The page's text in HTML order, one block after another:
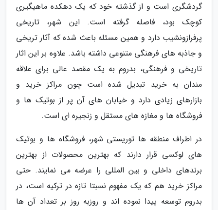
گردشگری است و از گذشته خود که یک دهکده ماهیگیری
کوچک بود، فاصله گرفته است. این شهر، تاریخی
پرفرازونشیب دارد و همین مسئله باعث شده که آثار تریخی
و جاذبه های فرهنگی متنوعی داشته باشد. علاوه بر این اثار
تاریخی و فرهنگی، بدروم به یک مقصد عالی برای علاقه
مندان به خرید تبدیل شده است چون مراکز خرید و
بازارهای زیادی دارد و خیابان های آن پر از بوتیک ها و
فروشگاه ها و مغازه های مستقل و زنجیره ای است.
در اطراف منطقه ها توریستی شهر، فروشگاه ها و بوتیک
های لوکسی قرار دارند که بهترین محصولات از بهترین
برندهای داخلی و بین المللی را عرضه می نمایند. حتی
مراکز خرید هم که یک مفهوم نسبتا تازه در ترکیه است، در
بدروم توسعه پیدا نموده اند و روزبه روز بر تعداد آن ها